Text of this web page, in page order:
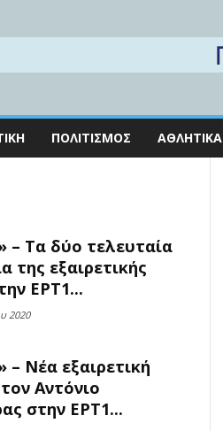
ΠΟΛΙΤΙΣΜΌΣ ΑΘΛΗΤΙΚΆ
– Τα δύο τελευταία
της εξαιρετικής
ΕΡΤ1...
2020
– Νέα εξαιρετική
Αντόνιο
στην ΕΡΤ1...